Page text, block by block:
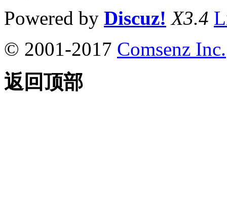
Powered by Discuz! X3.4
© 2001-2017 Comsenz Inc.
返回顶部